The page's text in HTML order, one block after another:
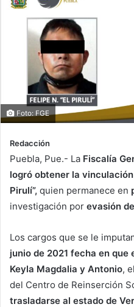
Foto: FGE
Redacción
Puebla, Pue.- La Fiscalía
logró obtener la
Pirulí”, quien permanece en
investigación por evasión
Los cargos que se le
junio de 2021 fecha en
Keyla Magdalia y Antonio, el
del Centro de Reinserción
trasladarse al estado de